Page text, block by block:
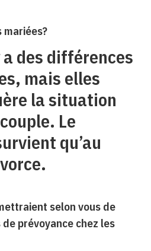
mariées?
des différences
mais elles
la situation
Le
qu’au
selon vous de
prévoyance chez les